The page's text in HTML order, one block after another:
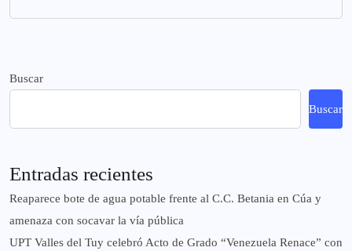
Buscar
Buscar
Entradas recientes
Reaparece bote de agua potable frente al C.C. Betania en Cúa y
amenaza con socavar la vía pública
UPT Valles del Tuy celebró Acto de Grado “Venezuela Renace” con